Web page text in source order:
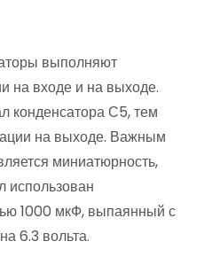
выполняют
на входе и на выходе.
конденсатора С5, тем
на выходе. Важным
миниатюрность,
использован
1000 мкФ, выпаянный с
6.3 вольта.